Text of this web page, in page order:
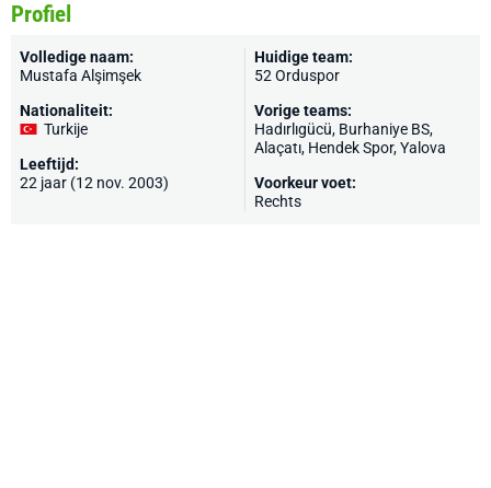
Profiel
Volledige naam:
Mustafa Alşimşek
Nationaliteit:
Turkije
Leeftijd:
22 jaar (12 nov. 2003)
Huidige team:
52 Orduspor
Vorige teams:
Hadırlıgücü, Burhaniye BS,
Alaçatı, Hendek Spor, Yalova
Voorkeur voet:
Rechts